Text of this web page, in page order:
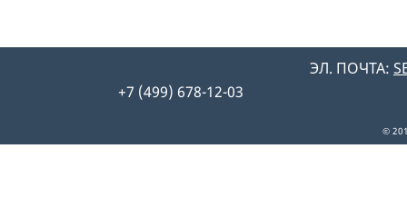
ЭЛ. ПОЧТА:
+7 (499) 678-12-03
©